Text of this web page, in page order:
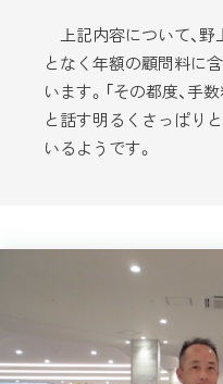
上記内容について、
となく年額の顧問料に
います。「その都度、手
と話す明るくさっぱり
いるようです。